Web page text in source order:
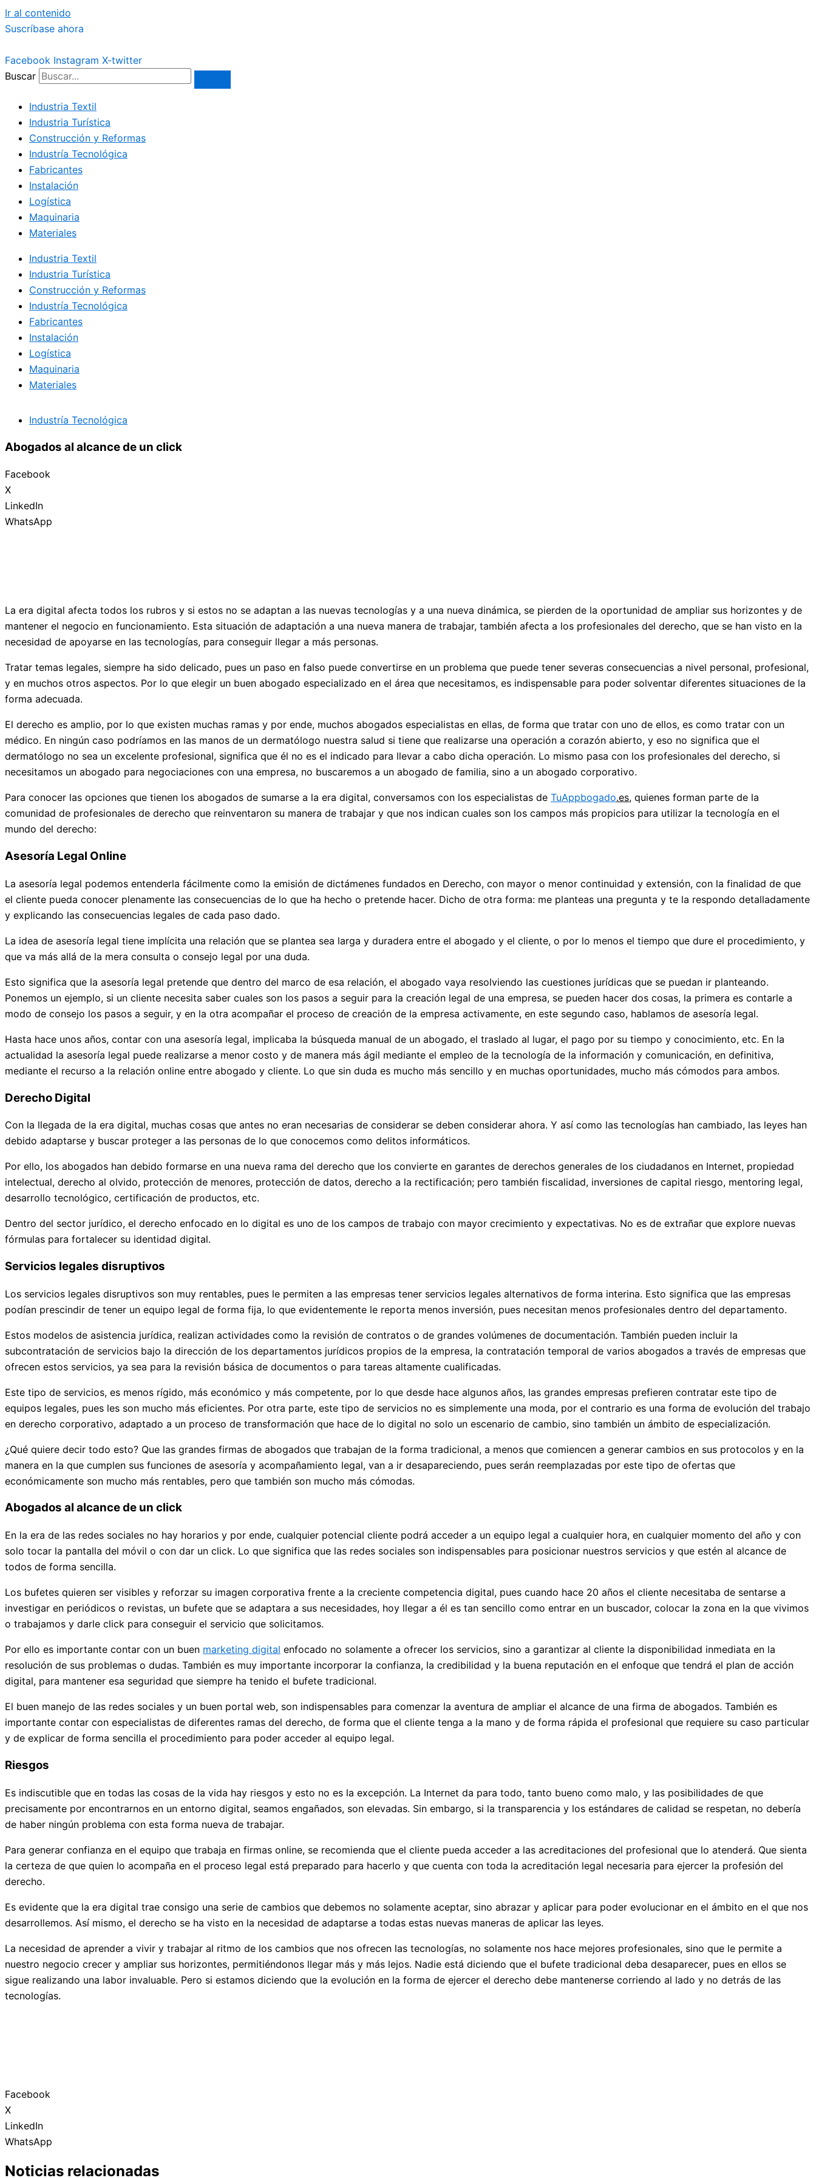
Ir al contenido
Suscríbase ahora
Facebook Instagram X-twitter
Buscar
Industria Textil
Industria Turística
Construcción y Reformas
Industría Tecnológica
Fabricantes
Instalación
Logística
Maquinaria
Materiales
Industria Textil
Industria Turística
Construcción y Reformas
Industría Tecnológica
Fabricantes
Instalación
Logística
Maquinaria
Materiales
Industría Tecnológica
Abogados al alcance de un click
Facebook
X
LinkedIn
WhatsApp
La era digital afecta todos los rubros y si estos no se adaptan a las nuevas tecnologías y a una nueva dinámica, se pierden de la oportunidad de ampliar sus horizontes y de
mantener el negocio en funcionamiento. Esta situación de adaptación a una nueva manera de trabajar, también afecta a los profesionales del derecho, que se han visto en la
necesidad de apoyarse en las tecnologías, para conseguir llegar a más personas.
Tratar temas legales, siempre ha sido delicado, pues un paso en falso puede convertirse en un problema que puede tener severas consecuencias a nivel personal, profesional,
y en muchos otros aspectos. Por lo que elegir un buen abogado especializado en el área que necesitamos, es indispensable para poder solventar diferentes situaciones de la
forma adecuada.
El derecho es amplio, por lo que existen muchas ramas y por ende, muchos abogados especialistas en ellas, de forma que tratar con uno de ellos, es como tratar con un
médico. En ningún caso podríamos en las manos de un dermatólogo nuestra salud si tiene que realizarse una operación a corazón abierto, y eso no significa que el
dermatólogo no sea un excelente profesional, significa que él no es el indicado para llevar a cabo dicha operación. Lo mismo pasa con los profesionales del derecho, si
necesitamos un abogado para negociaciones con una empresa, no buscaremos a un abogado de familia, sino a un abogado corporativo.
Para conocer las opciones que tienen los abogados de sumarse a la era digital, conversamos con los especialistas de TuAppbogado.es, quienes forman parte de la
comunidad de profesionales de derecho que reinventaron su manera de trabajar y que nos indican cuales son los campos más propicios para utilizar la tecnología en el
mundo del derecho:
Asesoría Legal Online
La asesoría legal podemos entenderla fácilmente como la emisión de dictámenes fundados en Derecho, con mayor o menor continuidad y extensión, con la finalidad de que
el cliente pueda conocer plenamente las consecuencias de lo que ha hecho o pretende hacer. Dicho de otra forma: me planteas una pregunta y te la respondo detalladamente
y explicando las consecuencias legales de cada paso dado.
La idea de asesoría legal tiene implícita una relación que se plantea sea larga y duradera entre el abogado y el cliente, o por lo menos el tiempo que dure el procedimiento, y
que va más allá de la mera consulta o consejo legal por una duda.
Esto significa que la asesoría legal pretende que dentro del marco de esa relación, el abogado vaya resolviendo las cuestiones jurídicas que se puedan ir planteando.
Ponemos un ejemplo, si un cliente necesita saber cuales son los pasos a seguir para la creación legal de una empresa, se pueden hacer dos cosas, la primera es contarle a
modo de consejo los pasos a seguir, y en la otra acompañar el proceso de creación de la empresa activamente, en este segundo caso, hablamos de asesoría legal.
Hasta hace unos años, contar con una asesoría legal, implicaba la búsqueda manual de un abogado, el traslado al lugar, el pago por su tiempo y conocimiento, etc. En la
actualidad la asesoría legal puede realizarse a menor costo y de manera más ágil mediante el empleo de la tecnología de la información y comunicación, en definitiva,
mediante el recurso a la relación online entre abogado y cliente. Lo que sin duda es mucho más sencillo y en muchas oportunidades, mucho más cómodos para ambos.
Derecho Digital
Con la llegada de la era digital, muchas cosas que antes no eran necesarias de considerar se deben considerar ahora. Y así como las tecnologías han cambiado, las leyes han
debido adaptarse y buscar proteger a las personas de lo que conocemos como delitos informáticos.
Por ello, los abogados han debido formarse en una nueva rama del derecho que los convierte en garantes de derechos generales de los ciudadanos en Internet, propiedad
intelectual, derecho al olvido, protección de menores, protección de datos, derecho a la rectificación; pero también fiscalidad, inversiones de capital riesgo, mentoring legal,
desarrollo tecnológico, certificación de productos, etc.
Dentro del sector jurídico, el derecho enfocado en lo digital es uno de los campos de trabajo con mayor crecimiento y expectativas. No es de extrañar que explore nuevas
fórmulas para fortalecer su identidad digital.
Servicios legales disruptivos
Los servicios legales disruptivos son muy rentables, pues le permiten a las empresas tener servicios legales alternativos de forma interina. Esto significa que las empresas
podían prescindir de tener un equipo legal de forma fija, lo que evidentemente le reporta menos inversión, pues necesitan menos profesionales dentro del departamento.
Estos modelos de asistencia jurídica, realizan actividades como la revisión de contratos o de grandes volúmenes de documentación. También pueden incluir la
subcontratación de servicios bajo la dirección de los departamentos jurídicos propios de la empresa, la contratación temporal de varios abogados a través de empresas que
ofrecen estos servicios, ya sea para la revisión básica de documentos o para tareas altamente cualificadas.
Este tipo de servicios, es menos rígido, más económico y más competente, por lo que desde hace algunos años, las grandes empresas prefieren contratar este tipo de
equipos legales, pues les son mucho más eficientes. Por otra parte, este tipo de servicios no es simplemente una moda, por el contrario es una forma de evolución del trabajo
en derecho corporativo, adaptado a un proceso de transformación que hace de lo digital no solo un escenario de cambio, sino también un ámbito de especialización.
¿Qué quiere decir todo esto? Que las grandes firmas de abogados que trabajan de la forma tradicional, a menos que comiencen a generar cambios en sus protocolos y en la
manera en la que cumplen sus funciones de asesoría y acompañamiento legal, van a ir desapareciendo, pues serán reemplazadas por este tipo de ofertas que
económicamente son mucho más rentables, pero que también son mucho más cómodas.
Abogados al alcance de un click
En la era de las redes sociales no hay horarios y por ende, cualquier potencial cliente podrá acceder a un equipo legal a cualquier hora, en cualquier momento del año y con
solo tocar la pantalla del móvil o con dar un click. Lo que significa que las redes sociales son indispensables para posicionar nuestros servicios y que estén al alcance de
todos de forma sencilla.
Los bufetes quieren ser visibles y reforzar su imagen corporativa frente a la creciente competencia digital, pues cuando hace 20 años el cliente necesitaba de sentarse a
investigar en periódicos o revistas, un bufete que se adaptara a sus necesidades, hoy llegar a él es tan sencillo como entrar en un buscador, colocar la zona en la que vivimos
o trabajamos y darle click para conseguir el servicio que solicitamos.
Por ello es importante contar con un buen marketing digital enfocado no solamente a ofrecer los servicios, sino a garantizar al cliente la disponibilidad inmediata en la
resolución de sus problemas o dudas. También es muy importante incorporar la confianza, la credibilidad y la buena reputación en el enfoque que tendrá el plan de acción
digital, para mantener esa seguridad que siempre ha tenido el bufete tradicional.
El buen manejo de las redes sociales y un buen portal web, son indispensables para comenzar la aventura de ampliar el alcance de una firma de abogados. También es
importante contar con especialistas de diferentes ramas del derecho, de forma que el cliente tenga a la mano y de forma rápida el profesional que requiere su caso particular
y de explicar de forma sencilla el procedimiento para poder acceder al equipo legal.
Riesgos
Es indiscutible que en todas las cosas de la vida hay riesgos y esto no es la excepción. La Internet da para todo, tanto bueno como malo, y las posibilidades de que
precisamente por encontrarnos en un entorno digital, seamos engañados, son elevadas. Sin embargo, si la transparencia y los estándares de calidad se respetan, no debería
de haber ningún problema con esta forma nueva de trabajar.
Para generar confianza en el equipo que trabaja en firmas online, se recomienda que el cliente pueda acceder a las acreditaciones del profesional que lo atenderá. Que sienta
la certeza de que quien lo acompaña en el proceso legal está preparado para hacerlo y que cuenta con toda la acreditación legal necesaria para ejercer la profesión del
derecho.
Es evidente que la era digital trae consigo una serie de cambios que debemos no solamente aceptar, sino abrazar y aplicar para poder evolucionar en el ámbito en el que nos
desarrollemos. Así mismo, el derecho se ha visto en la necesidad de adaptarse a todas estas nuevas maneras de aplicar las leyes.
La necesidad de aprender a vivir y trabajar al ritmo de los cambios que nos ofrecen las tecnologías, no solamente nos hace mejores profesionales, sino que le permite a
nuestro negocio crecer y ampliar sus horizontes, permitiéndonos llegar más y más lejos. Nadie está diciendo que el bufete tradicional deba desaparecer, pues en ellos se
sigue realizando una labor invaluable. Pero si estamos diciendo que la evolución en la forma de ejercer el derecho debe mantenerse corriendo al lado y no detrás de las
tecnologías.
Facebook
X
LinkedIn
WhatsApp
Noticias relacionadas